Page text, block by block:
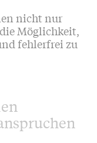
nicht nur
Möglichkeit,
fehlerfrei zu